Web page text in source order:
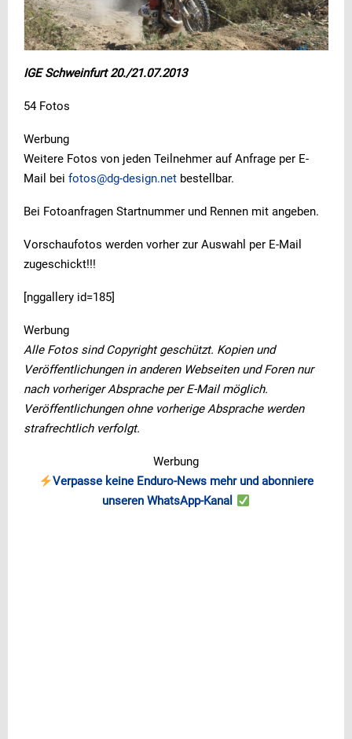
IGE Schweinfurt 20./21.07.2013
54 Fotos
Werbung
Weitere Fotos von jeden Teilnehmer auf Anfrage per E-
Mail bei fotos@dg-design.net bestellbar.
Bei Fotoanfragen Startnummer und Rennen mit angeben.
Vorschaufotos werden vorher zur Auswahl per E-Mail
zugeschickt!!!
[nggallery id=185]
Werbung
Alle Fotos sind Copyright geschützt. Kopien und
Veröffentlichungen in anderen Webseiten und Foren nur
nach vorheriger Absprache per E-Mail möglich.
Veröffentlichungen ohne vorherige Absprache werden
strafrechtlich verfolgt.
Werbung
Verpasse keine Enduro-News mehr und abonniere
unseren WhatsApp-Kanal